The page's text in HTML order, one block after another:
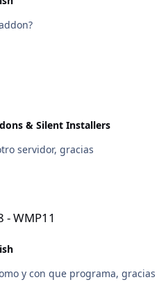
& Silent Installers
servidor, gracias
- WMP11
y con que programa, gracias